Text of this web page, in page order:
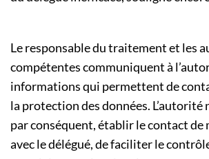
Le responsable du traitement et les
compétentes communiquent à
informations qui permettent de
la protection des données.
par conséquent, établir le contact de
avec le délégué, de faciliter le